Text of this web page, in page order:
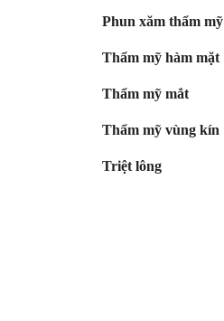
Phun xăm thẩm mỹ
Thẩm mỹ hàm mặt
Thẩm mỹ mắt
Thẩm mỹ vùng kín
Triệt lông